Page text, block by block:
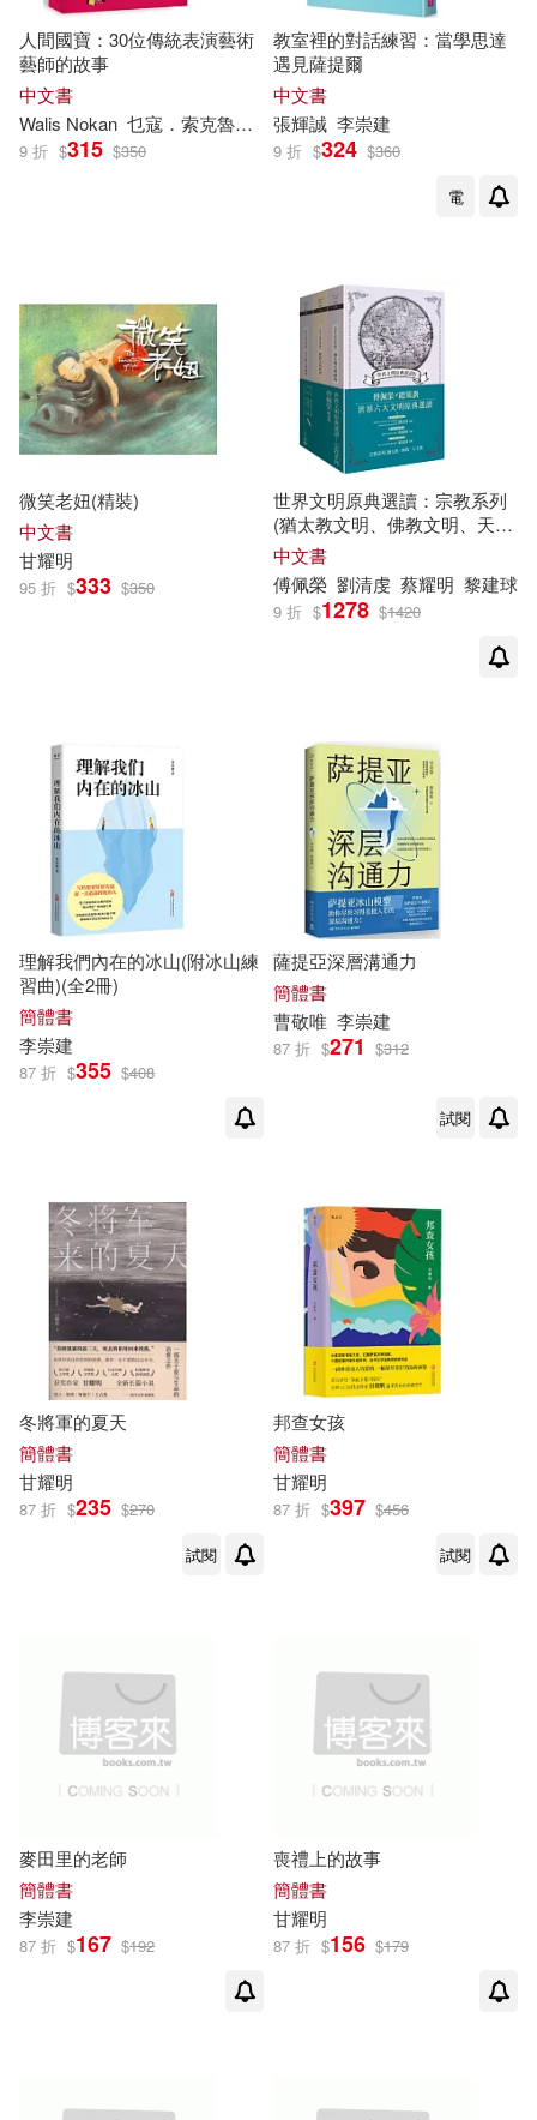
中國生態文明研究與促進會(2)
中央文明辦(2)
中華人民共和國國務院新聞辦公室
丹妮拉．羅斯(2) 何宇軒(2)
俞建峰(2) 傅京燕(2)
傅佩榮(2) 傅蒼松(2)
傑夫．偉特斯勒(2)
傑弗瑞・楊(2) 劉保國(2)
卞鷹（主編）(2)
吳文浩，蘇珊 著張宇光，朱晉平 主
吳日騰(2) 呂文林(2)
周瓊，杜香玉(2)
喬忠延(2) 喬恩．塔弗(2)
國崎信江(2)
大江忍(2) 姜晨光（主編）(2)
孟飛(2) 孫以濬等(2)
學思達團隊(2)
寧夏社會科學院(2)
小平惠一(2)
張平（主編）(2) 張曉鍾(2)
張連文(2)
生活‧讀書‧新知三聯書店(9)
知識產權出版社(9)
上海古籍出版社(8)
中國人民大學出版社(8)
中國經濟出版社(8)
可澄音樂(8)
文物出版社(8) 未來出版(8)
長江出版社(8) 中信出版社(7)
中國地質大學出版社(7)
中國書籍出版社(7)
中華書局(7) 九州出版社(7)
國家行政學院出版社(7)
寧夏人民出版社(7)
東南大學出版社(7)
柿子文化(7)
武漢大學出版社(7)
上海科學技術出版社(6)
中國農業出版社(6)
千華駐科技(6)
南京大學出版社(6)
人間國寶：30位傳統表演藝術
藝師的故事
中文書
Walis Nokan 乜寇．索克魯曼 凌煙 劉崇鳳 吳曉樂
9 折 $315 $350
教室裡的對話練習：當學思達
遇見薩提爾
中文書
張輝誠 李崇建
9 折 $324 $360
電
微笑老妞(精裝)
中文書
甘耀明
95 折 $333 $350
世界文明原典選讀：宗教系列
(猶太教文明、佛教文明、天主
教文明)(三冊套書)
中文書
傅佩榮 劉清虔 蔡耀明 黎建球
9 折 $1278 $1420
理解我們內在的冰山(附冰山練
習曲)(全2冊)
簡體書
李崇建
87 折 $355 $408
薩提亞深層溝通力
簡體書
曹敬唯 李崇建
87 折 $271 $312
試閱
冬將軍的夏天
簡體書
甘耀明
87 折 $235 $270
試閱
邦查女孩
簡體書
甘耀明
87 折 $397 $456
試閱
麥田里的老師
簡體書
李崇建
87 折 $167 $192
喪禮上的故事
簡體書
甘耀明
87 折 $156 $179